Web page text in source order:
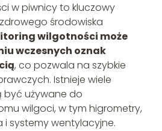
w piwnicy to kluczowy
środowiska
wilgotności może
wczesnych oznak
, co pozwala na szybkie
Istnieje wiele
być używane do
wilgoci, w tym higrometry,
systemy wentylacyjne.